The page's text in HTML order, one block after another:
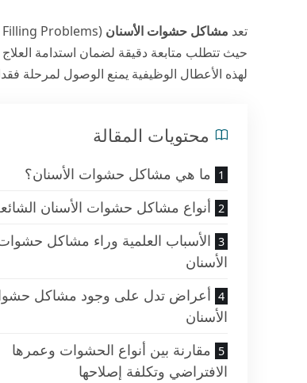
تعد مشاكل حشوات الأسنان
حيث تتطلب متابعة دقيقة لضمان استدامة
لهذه الأعطال الوظيفية يمنع الوصول لمرحلة
محتويات المقالة
ما هي مشاكل حشوات الأسنان؟
أنواع مشاكل حشوات الأسنان
الأسباب العلمية وراء مشاكل
الأسنان
أعراض تدل على وجود مشاكل
الأسنان
مقارنة بين أنواع الحشوات وعمرها
الافتراضي وتكلفة إصلاحها